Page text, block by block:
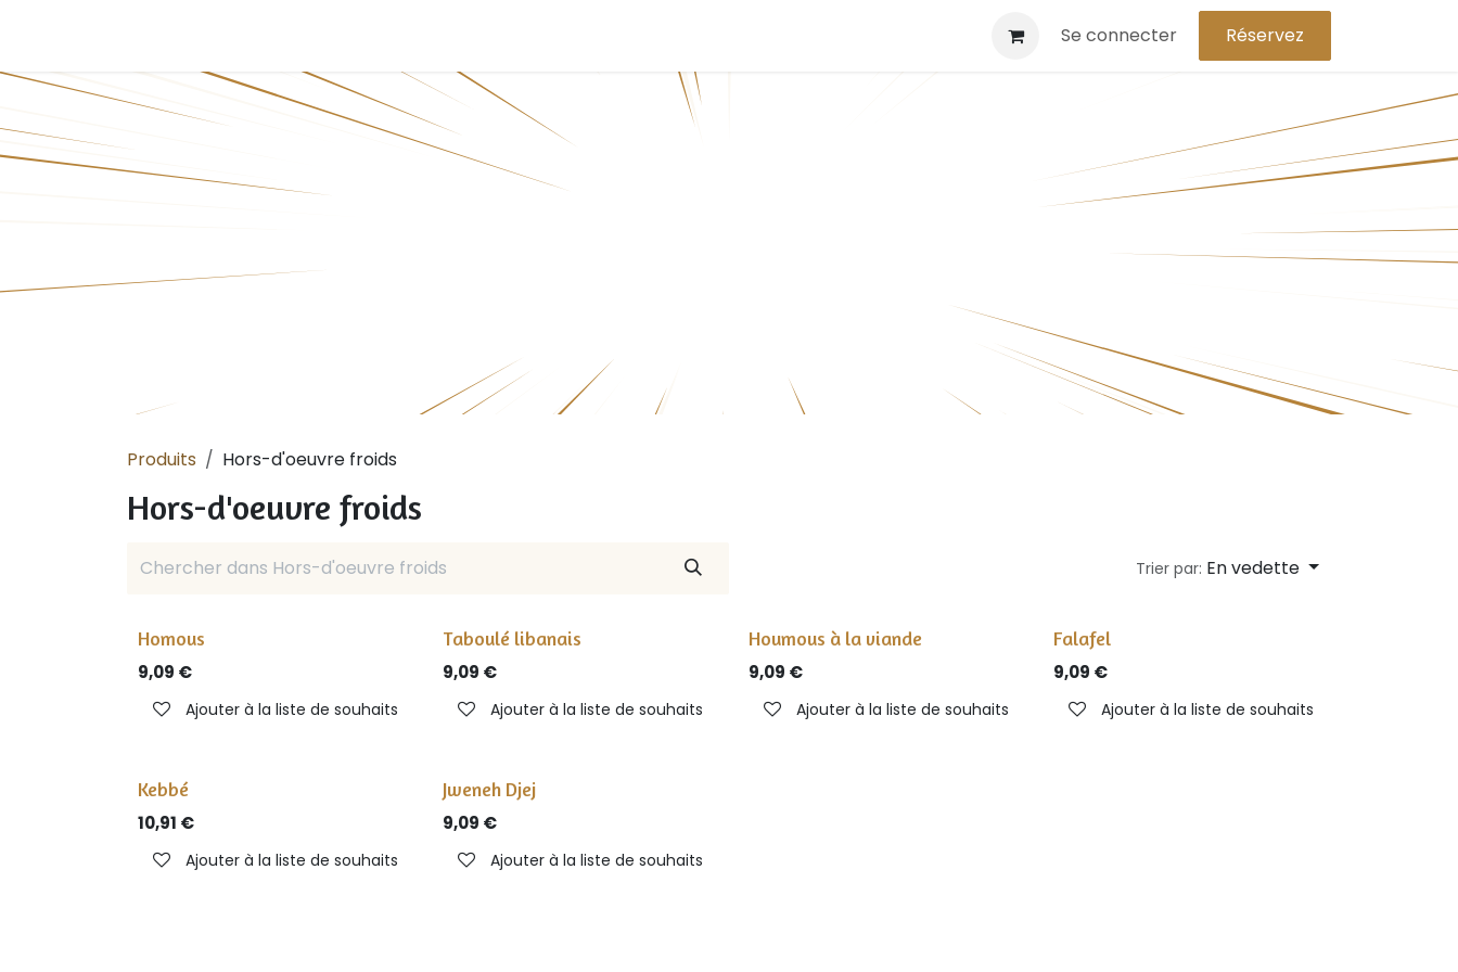
Se connecter Réservez
Produits Hors-d'oeuvre froids
Hors-d'oeuvre froids
Trier par: En vedette
Homous
9,09 €
Ajouter à la liste de souhaits
Taboulé libanais
9,09 €
Ajouter à la liste de souhaits
Houmous à la viande
9,09 €
Ajouter à la liste de souhaits
Falafel
9,09 €
Ajouter à la liste de souhaits
Kebbé
10,91 €
Ajouter à la liste de souhaits
Jweneh Djej
9,09 €
Ajouter à la liste de souhaits